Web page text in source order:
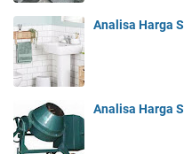
Analisa Harga
Analisa Harga